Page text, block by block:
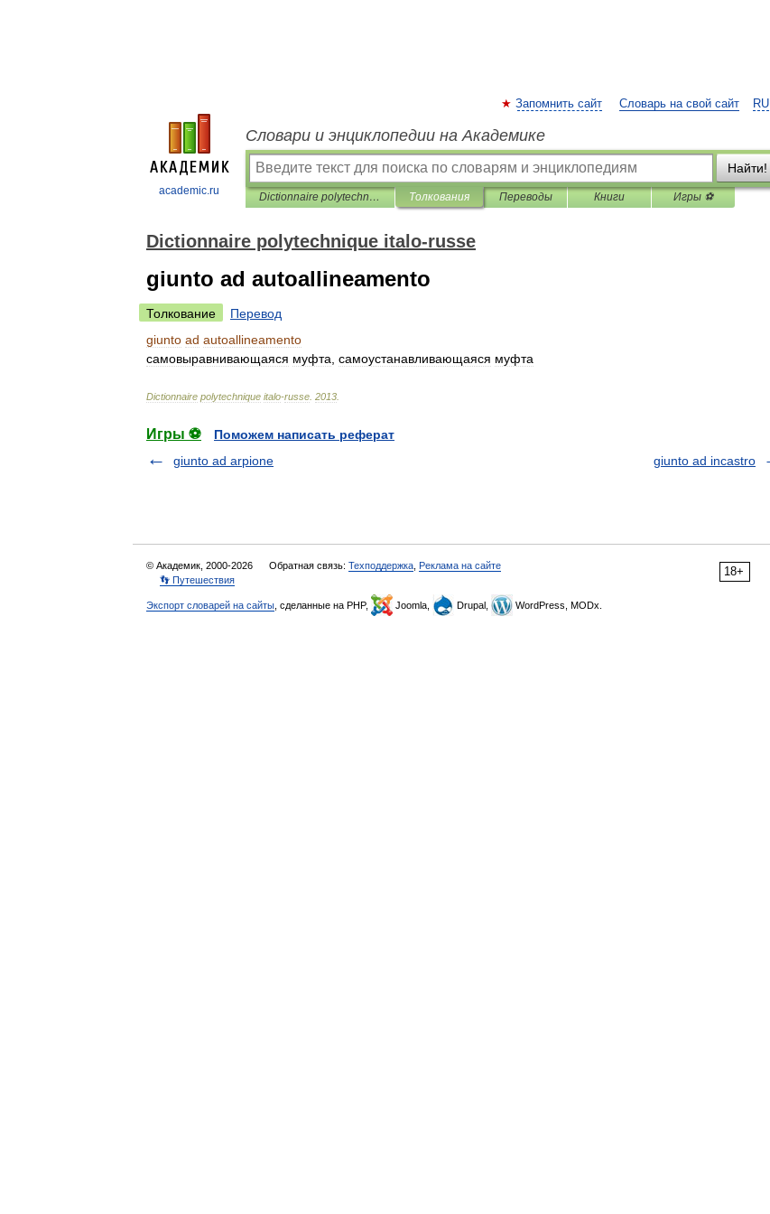
academic.ru
RU
Запомнить сайт Словарь на свой сайт
Словари и энциклопедии на Академике
Найти!
Dictionnaire polytechnique italo-russe Толкования Переводы Книги Игры ⚽
Dictionnaire polytechnique italo-russe
giunto ad autoallineamento
Толкование
Перевод
giunto ad autoallineamento
самовыравнивающаяся муфта самоустанавливающаяся муфта
Dictionnaire polytechnique italo-russe 2013
Игры ⚽
Поможем написать реферат
giunto ad arpione
giunto ad incastro
18+
© Академик, 2000-2026 Обратная связь: Техподдержка Реклама на сайте
👣 Путешествия
Экспорт словарей на сайты , сделанные на PHP, Joomla, Drupal, WordPress, MODx.